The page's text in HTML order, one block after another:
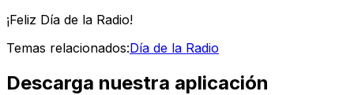
¡Feliz Día de la Radio!
Temas relacionados:Día de la Radio
Descarga nuestra aplicación